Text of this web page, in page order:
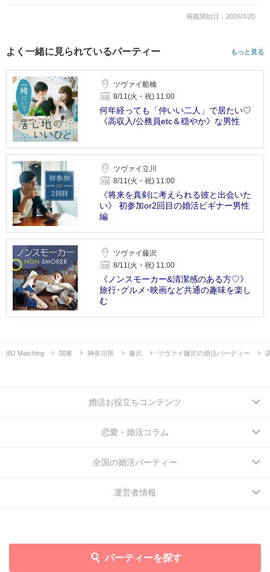
掲載開始日：2026/3/20
よく一緒に見られているパーティー もっと見る
ツヴァイ船橋
8/11(火・祝) 11:00
何年経っても「仲いい二人」で居たい♡
《高収入/公務員etc＆穏やか》な男性
ツヴァイ立川
8/11(火・祝) 11:00
《将来を真剣に考えられる彼と出会いた
い》 初参加or2回目の婚活ビギナー男性
編
ツヴァイ藤沢
8/11(火・祝) 11:00
《ノンスモーカー&清潔感のある方♡》
旅行･グルメ･映画など共通の趣味を楽し
む
IBJ Matching 関東 神奈川県 藤沢 ツヴァイ藤沢の婚活パーティー
パーティーを探す
婚活お役立ちコンテンツ
恋愛・婚活コラム
全国の婚活パーティー
運営者情報